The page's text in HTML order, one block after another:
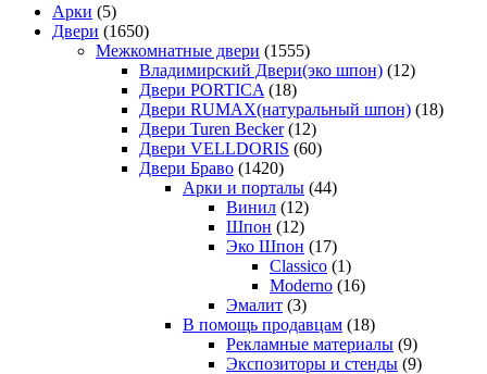
Арки (5)
Двери (1650)
Межкомнатные двери (1555)
Владимирский Двери(эко шпон) (12)
Двери PORTICA (18)
Двери RUMAX(натуральный шпон) (18)
Двери Turen Becker (12)
Двери VELLDORIS (60)
Двери Браво (1420)
Арки и порталы (44)
Винил (12)
Шпон (12)
Эко Шпон (17)
Classico (1)
Moderno (16)
Эмалит (3)
В помощь продавцам (18)
Рекламные материалы (9)
Экспозиторы и стенды (9)